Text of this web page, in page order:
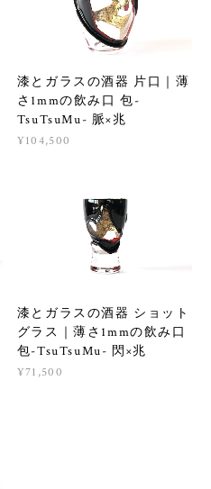
漆とガラスの酒器 片口｜薄
さ1mmの飲み口 包-
TsuTsuMu- 脈×兆
¥104,500
漆とガラスの酒器 ショット
グラス｜薄さ1mmの飲み口
包-TsuTsuMu- 閃×兆
¥71,500